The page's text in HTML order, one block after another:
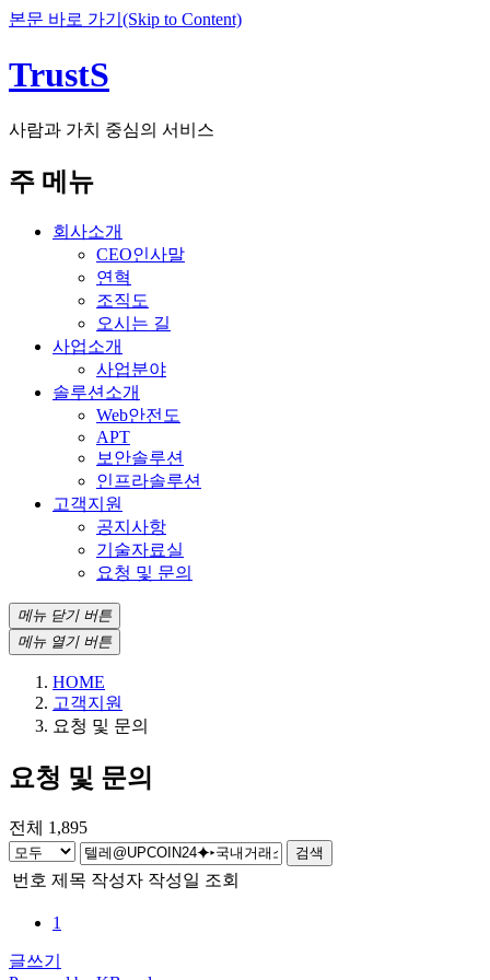
본문 바로 가기(Skip to Content)
TrustS
사람과 가치 중심의 서비스
주 메뉴
회사소개
CEO인사말
연혁
조직도
오시는 길
사업소개
사업분야
솔루션소개
Web안전도
APT
보안솔루션
인프라솔루션
고객지원
공지사항
기술자료실
요청 및 문의
메뉴 닫기 버튼
메뉴 열기 버튼
HOME
고객지원
요청 및 문의
요청 및 문의
전체 1,895
검색
번호 제목 작성자 작성일 조회
1
글쓰기